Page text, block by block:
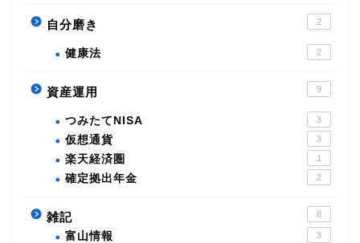
自分磨き 2
健康法 2
資産運用 9
つみたてNISA 3
仮想通貨 3
楽天経済圏 1
確定拠出年金 2
雑記 8
富山情報 3